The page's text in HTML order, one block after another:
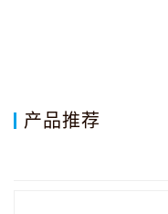
产品推荐